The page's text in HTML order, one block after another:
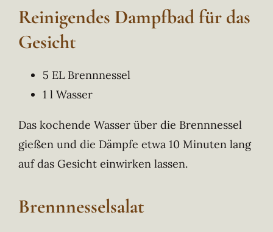
Reinigendes Dampfbad für das
Gesicht
5 EL Brennnessel
1 l Wasser
Das kochende Wasser über die Brennnessel
gießen und die Dämpfe etwa 10 Minuten lang
auf das Gesicht einwirken lassen.
Brennnesselsalat